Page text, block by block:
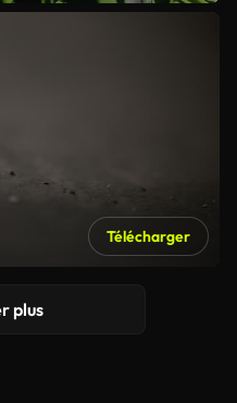
Télécharger
plus